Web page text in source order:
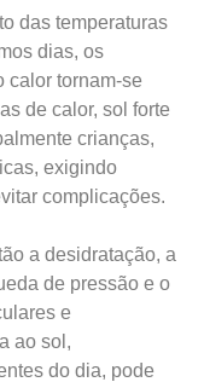
das temperaturas
dias, os
calor tornam-se
de calor, sol forte
crianças,
exigindo
complicações.
a desidratação, a
de pressão e o
e
ao sol,
do dia, pode